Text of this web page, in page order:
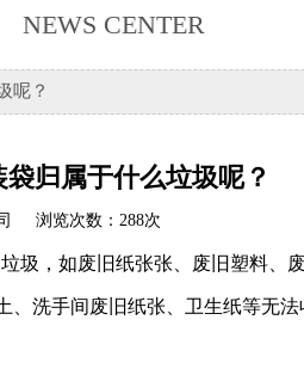
NEWS CENTER
呢？
归属于什么垃圾呢？
浏览次数：288次
圾，如废旧纸张张、废旧塑料、
洗手间废旧纸张、卫生纸等无